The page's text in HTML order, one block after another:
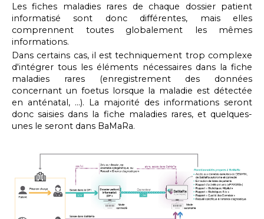
Les fiches maladies rares de chaque dossier patient
informatisé sont donc différentes, mais elles
comprennent toutes globalement les mêmes
informations.
Dans certains cas, il est techniquement trop complexe
d'intégrer tous les éléments nécessaires dans la fiche
maladies rares (enregistrement des données
concernant un foetus lorsque la maladie est détectée
en anténatal, ...). La majorité des informations seront
donc saisies dans la fiche maladies rares, et quelques-
unes le seront dans BaMaRa.